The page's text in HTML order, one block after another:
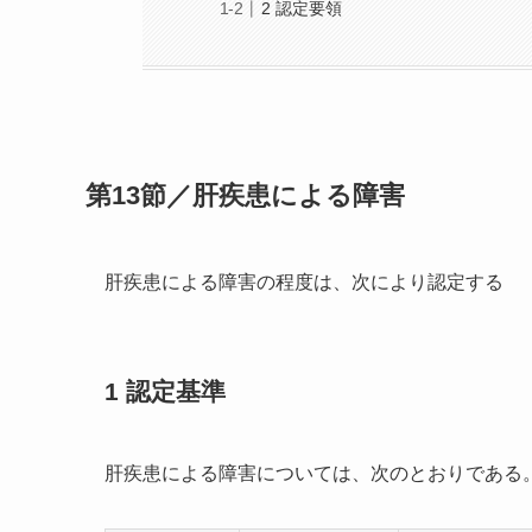
2 認定要領
第13節／肝疾患による障害
肝疾患による障害の程度は、次により認定する
1 認定基準
肝疾患による障害については、次のとおりである